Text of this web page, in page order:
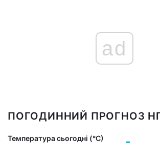
ad
ПОГОДИННИЙ ПРОГНОЗ
Температура сьогодні (°С)